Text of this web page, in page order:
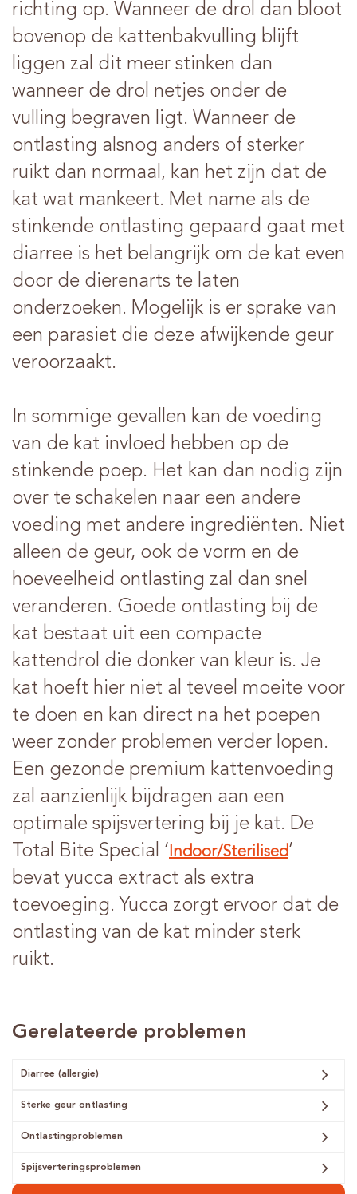
richting op. Wanneer de drol dan bloot
bovenop de kattenbakvulling blijft
liggen zal dit meer stinken dan
wanneer de drol netjes onder de
vulling begraven ligt. Wanneer de
ontlasting alsnog anders of sterker
ruikt dan normaal, kan het zijn dat de
kat wat mankeert. Met name als de
stinkende ontlasting gepaard gaat met
diarree is het belangrijk om de kat even
door de dierenarts te laten
onderzoeken. Mogelijk is er sprake van
een parasiet die deze afwijkende geur
veroorzaakt.
In sommige gevallen kan de voeding
van de kat invloed hebben op de
stinkende poep. Het kan dan nodig zijn
over te schakelen naar een andere
voeding met andere ingrediënten. Niet
alleen de geur, ook de vorm en de
hoeveelheid ontlasting zal dan snel
veranderen. Goede ontlasting bij de
kat bestaat uit een compacte
kattendrol die donker van kleur is. Je
kat hoeft hier niet al teveel moeite voor
te doen en kan direct na het poepen
weer zonder problemen verder lopen.
Een gezonde premium kattenvoeding
zal aanzienlijk bijdragen aan een
optimale spijsvertering bij je kat. De
Total Bite Special ‘Indoor/Sterilised’
bevat yucca extract als extra
toevoeging. Yucca zorgt ervoor dat de
ontlasting van de kat minder sterk
ruikt.
Gerelateerde problemen
Diarree (allergie)
Sterke geur ontlasting
Ontlastingproblemen
Spijsverteringsproblemen